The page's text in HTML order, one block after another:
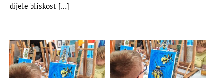
dijele bliskost […]